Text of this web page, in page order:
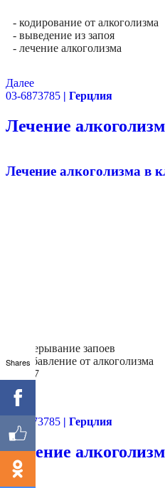
- кодирование от алкоголизма
- выведение из запоя
- лечение алкоголизма
Далее
03-6873785 | Герцлия
Лечение
Лечение алкоголизма в
- Прерывание запоев
- Избавление от алкоголизма
- 24/7
Далее
03-6873785 | Герцлия
Лечение
Shares